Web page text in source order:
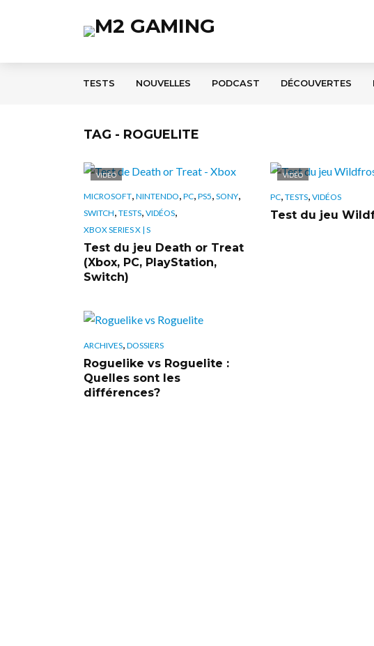
TESTS NOUVELLES PODCAST DÉCOUVERTES
TAG - ROGUELITE
VIDÉO
MICROSOFT, NINTENDO, PC, PS5, SONY,
SWITCH, TESTS, VIDÉOS,
XBOX SERIES X | S
Test du jeu Death or Treat
(Xbox, PC, PlayStation,
Switch)
VIDÉO
PC, TESTS, VIDÉOS
Test du jeu
ARCHIVES DOSSIERS
Roguelike vs Roguelite :
Quelles sont les
différences?